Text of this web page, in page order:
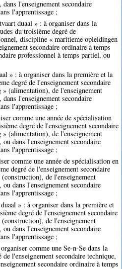
l'enseignement secondaire
l'apprentissage ;
duaal » : à organiser dans la
du troisième degré de
discipline « maritieme opleidingen
secondaire ordinaire à temps
professionnel à temps partiel, ou
» : à organiser dans la première et la
degré de l'enseignement secondaire
(alimentation), de l'enseignement
l'enseignement secondaire
l'apprentissage ;
comme une année de spécialisation
degré de l'enseignement secondaire
(alimentation), de l'enseignement
dans l'enseignement secondaire
l'apprentissage ;
comme une année de spécialisation en
degré de l'enseignement secondaire
de l'enseignement
dans l'enseignement secondaire
l'apprentissage ;
» : à organiser dans la première et
degré de l'enseignement secondaire
de l'enseignement
dans l'enseignement secondaire
l'apprentissage ;
comme une Se-n-Se dans la
l'enseignement secondaire technique,
secondaire ordinaire à temps